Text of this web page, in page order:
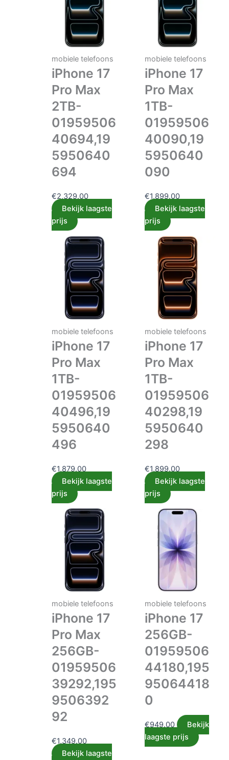
mobiele telefoons
iPhone 17
Pro Max
2TB-
01959506
40694,19
5950640
694
€2,329.00
Bekijk laagste
prijs
mobiele telefoons
iPhone 17
Pro Max
1TB-
01959506
40090,19
5950640
090
€1,899.00
Bekijk laagste
prijs
mobiele telefoons
iPhone 17
Pro Max
1TB-
01959506
40496,19
5950640
496
€1,879.00
Bekijk laagste
prijs
mobiele telefoons
iPhone 17
Pro Max
1TB-
01959506
40298,19
5950640
298
€1,899.00
Bekijk laagste
prijs
mobiele telefoons
iPhone 17
Pro Max
256GB-
01959506
39292,195
9506392
92
€1,349.00
Bekijk laagste
mobiele telefoons
iPhone 17
256GB-
01959506
44180,195
95064418
0
€949.00
Bekijk
laagste prijs